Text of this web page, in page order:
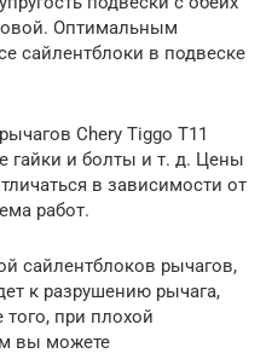
Оптимальным
сайлентблоки в подвеске
Chery Tiggo T11
гайки и болты и т. д. Цены
в зависимости от
работ.
сайлентблоков рычагов,
к разрушению рычага,
при плохой
вы можете